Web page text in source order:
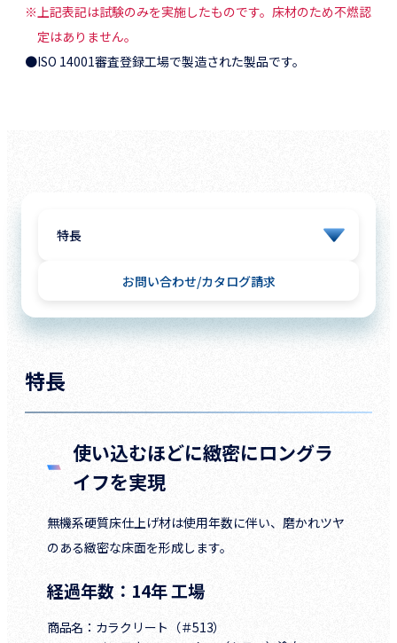
※上記表記は試験のみを実施したものです。床材のため不燃認
定はありません。
●ISO 14001審査登録工場で製造された製品です。
お問い合わせ カタログ請求
特長
使い込むほどに緻密にロングラ
イフを実現
無機系硬質床仕上げ材は使用年数に伴い、磨かれツヤ
のある緻密な床面を形成します。
経過年数：14年 工場
商品名： カラクリート（＃513）